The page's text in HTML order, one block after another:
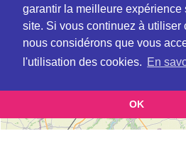
garantir la meilleure expérience
site. Si vous continuez à utiliser
nous considérons que vous
l'utilisation des cookies. En
OK